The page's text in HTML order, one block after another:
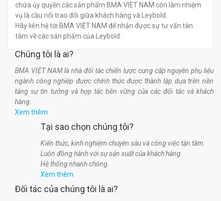
chữa ủy quyền các sản phẩm BMA VIỆT NAM còn làm nhiệm
vụ là cầu nối trao đổi giữa khách hàng và Leybold.
Hãy liên hệ tới BMA VIỆT NAM để nhận được sự tư vấn tân
tâm về các sản phẩm của Leybold.
Chúng tôi là ai?
BMA VIỆT NAM là nhà đối tác chiến lược cung cấp nguyên phụ liệu
ngành công nghiệp được chính thức được thành lập dựa trên nền
tảng sự tin tưởng và hợp tác bền vững của các đối tác và khách
hàng.
Xem thêm
Tại sao chọn chúng tôi?
Kiến thức, kinh nghiệm chuyên sâu và công việc tận tâm.
Luôn đồng hành với sự sản xuất của khách hàng.
Hệ thống nhanh chóng.
Xem thêm
Đối tác của chúng tôi là ai?